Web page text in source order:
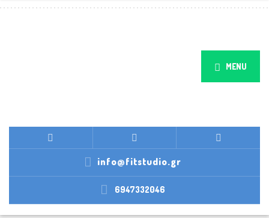
MENU
info@fitstudio.gr
6947332046